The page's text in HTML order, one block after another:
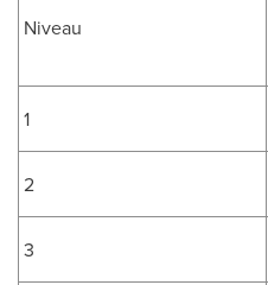
Niveau
1
2
3